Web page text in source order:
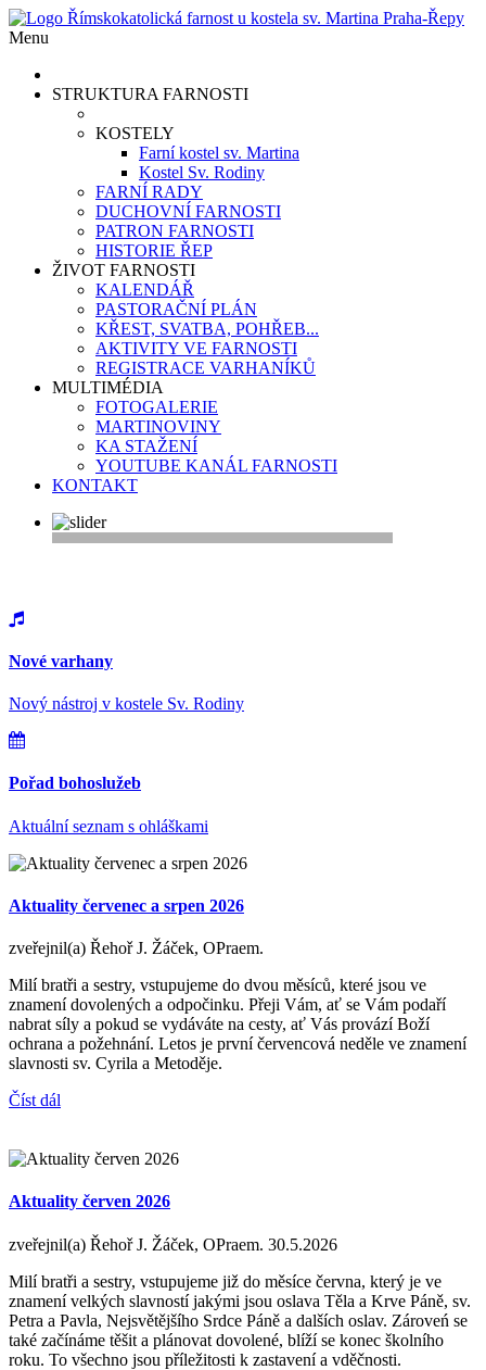
Menu
STRUKTURA FARNOSTI
KOSTELY
Farní kostel sv. Martina
Kostel Sv. Rodiny
FARNÍ RADY
DUCHOVNÍ FARNOSTI
PATRON FARNOSTI
HISTORIE ŘEP
ŽIVOT FARNOSTI
KALENDÁŘ
PASTORAČNÍ PLÁN
KŘEST, SVATBA, POHŘEB...
AKTIVITY VE FARNOSTI
REGISTRACE VARHANÍKŮ
MULTIMÉDIA
FOTOGALERIE
MARTINOVINY
KA STAŽENÍ
YOUTUBE KANÁL FARNOSTI
KONTAKT
Nové varhany
Nový nástroj v kostele Sv. Rodiny
Pořad bohoslužeb
Aktuální seznam s ohláškami
Aktuality červenec a srpen 2026
zveřejnil(a) Řehoř J. Žáček, OPraem.
Milí bratři a sestry, vstupujeme do dvou měsíců, které jsou ve
znamení dovolených a odpočinku. Přeji Vám, ať se Vám podaří
nabrat síly a pokud se vydáváte na cesty, ať Vás provází Boží
ochrana a požehnání. Letos je první červencová neděle ve znamení
slavnosti sv. Cyrila a Metoděje.
Číst dál
Aktuality červen 2026
zveřejnil(a) Řehoř J. Žáček, OPraem. 30.5.2026
Milí bratři a sestry, vstupujeme již do měsíce června, který je ve
znamení velkých slavností jakými jsou oslava Těla a Krve Páně, sv.
Petra a Pavla, Nejsvětějšího Srdce Páně a dalších oslav. Zároveń se
také začínáme těšit a plánovat dovolené, blíží se konec školního
roku. To všechno jsou příležitosti k zastavení a vděčnosti.